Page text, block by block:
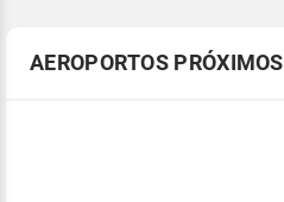
AEROPORTOS PRÓXIMOS